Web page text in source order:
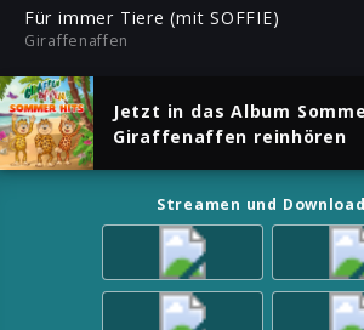
Für immer Tiere (mit SOFFIE)
Giraffenaffen
Jetzt in das Album
Giraffenaffen reinhören
Streamen und